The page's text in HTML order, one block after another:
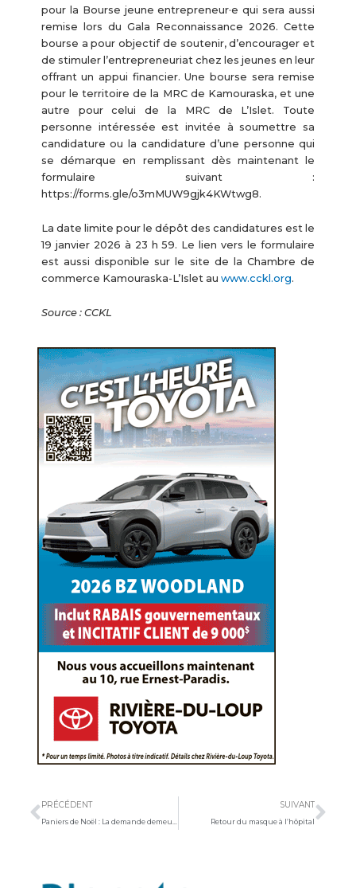
pour la Bourse jeune entrepreneur·e qui sera aussi
remise lors du Gala Reconnaissance 2026. Cette
bourse a pour objectif de soutenir, d’encourager et
de stimuler l’entrepreneuriat chez les jeunes en leur
offrant un appui financier. Une bourse sera remise
pour le territoire de la MRC de Kamouraska, et une
autre pour celui de la MRC de L’Islet. Toute
personne intéressée est invitée à soumettre sa
candidature ou la candidature d’une personne qui
se démarque en remplissant dès maintenant le
formulaire suivant :
https://forms.gle/o3mMUW9gjk4KWtwg8.
La date limite pour le dépôt des candidatures est le
19 janvier 2026 à 23 h 59. Le lien vers le formulaire
est aussi disponible sur le site de la Chambre de
commerce Kamouraska-L’Islet au www.cckl.org.
Source : CCKL
PRÉCÉDENT SUIVANT
Retour du masque à l’hôpital